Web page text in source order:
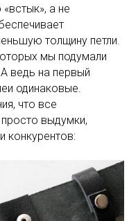
а не
толщину петли.
мы подумали
ведь на первый
одинаковые.
что все
выдумки,
конкурентов: